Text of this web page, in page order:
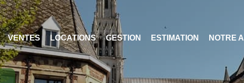
VENTES LOCATIONS GESTION ESTIMATION NOTRE